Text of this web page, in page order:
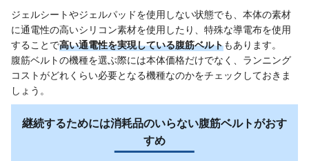
ジェルシートやジェルパッドを使用しない状態でも、本体の素材
に通電性の高いシリコン素材を使用したり、特殊な導電布を使用
することで高い通電性を実現している腹筋ベルトもあります。
腹筋ベルトの機種を選ぶ際には本体価格だけでなく、ランニング
コストがどれくらい必要となる機種なのかをチェックしておきま
しょう。
継続するためには消耗品のいらない腹筋ベルトがおす
すめ